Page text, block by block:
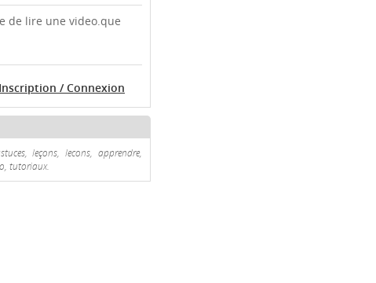
de lire une video.que
Inscription / Connexion
leçons, lecons, apprendre,
tutoriaux.